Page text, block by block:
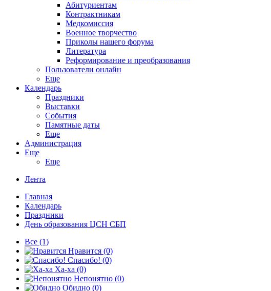
Абитуриентам
Контрактникам
Медкомиссия
Военное творчество
Приколы нашего форума
Литература
Реформирование и преобразования
Пользователи онлайн
Еще
Календарь
Праздники
Выставки
События
Памятные даты
Еще
Администрация
Еще
Еще
Лента
Главная
Календарь
Праздники
День образования ЦСН СБП
Все (1)
Нравится (0)
Спасибо! (0)
Ха-ха (0)
Непонятно (0)
Обидно (0)